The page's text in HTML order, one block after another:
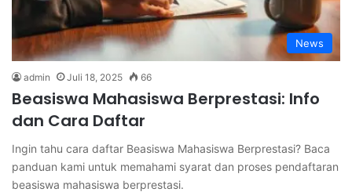
News
admin Juli 18, 2025 66
Beasiswa Mahasiswa Berprestasi: Info
dan Cara Daftar
Ingin tahu cara daftar Beasiswa Mahasiswa Berprestasi? Baca
panduan kami untuk memahami syarat dan proses pendaftaran
beasiswa mahasiswa berprestasi.